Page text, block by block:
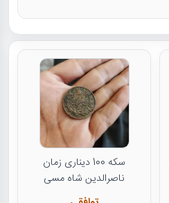
سکه 100 دیناری زمان
ناصرالدین شاه مسی